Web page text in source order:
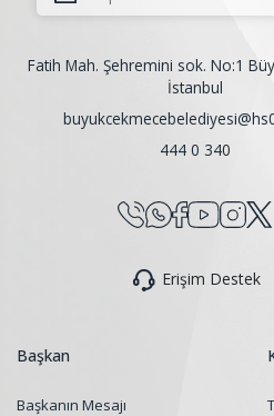
Fatih Mah. Şehremini sok. No:1
İstanbul
444 0 340
Erişim Destek
Başkan
Başkanın Mesajı